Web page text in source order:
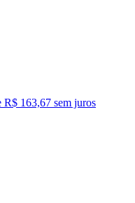
R$ 163,67 sem juros